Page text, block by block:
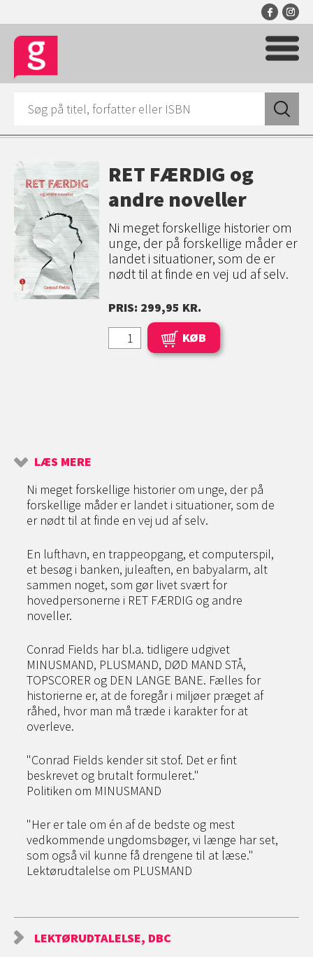
RET FÆRDIG og
andre noveller
Ni meget forskellige historier om
unge, der på forskellige måder er
landet i situationer, som de er
nødt til at finde en vej ud af selv.
PRIS: 299,95 KR.
KØB
LÆS MERE
Ni meget forskellige historier om unge, der på
forskellige måder er landet i situationer, som de
er nødt til at finde en vej ud af selv.
En lufthavn, en trappeopgang, et computerspil,
et besøg i banken, juleaften, en babyalarm, alt
sammen noget, som gør livet svært for
hovedpersonerne i RET FÆRDIG og andre
noveller.
Conrad Fields har bl.a. tidligere udgivet
MINUSMAND, PLUSMAND, DØD MAND STÅ,
TOPSCORER og DEN LANGE BANE. Fælles for
historierne er, at de foregår i miljøer præget af
råhed, hvor man må træde i karakter for at
overleve.
"Conrad Fields kender sit stof. Det er fint
beskrevet og brutalt formuleret."
Politiken om MINUSMAND
"Her er tale om én af de bedste og mest
vedkommende ungdomsbøger, vi længe har set,
som også vil kunne få drengene til at læse."
Lektørudtalelse om PLUSMAND
LEKTØRUDTALELSE, DBC